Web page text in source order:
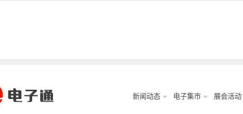
新闻动态 电子集市 展会活动